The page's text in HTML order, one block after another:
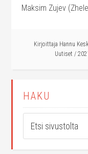
Maksim Zujev
Kirjoittaja Hannu
Uutiset / 2021
HAKU